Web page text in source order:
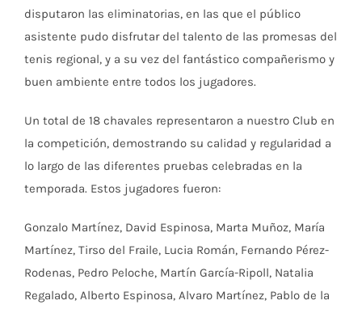
disputaron las eliminatorias, en las que el público
asistente pudo disfrutar del talento de las promesas del
tenis regional, y a su vez del fantástico compañerismo y
buen ambiente entre todos los jugadores.
Un total de 18 chavales representaron a nuestro Club en
la competición, demostrando su calidad y regularidad a
lo largo de las diferentes pruebas celebradas en la
temporada. Estos jugadores fueron:
Gonzalo Martínez, David Espinosa, Marta Muñoz, María
Martínez, Tirso del Fraile, Lucia Román, Fernando Pérez-
Rodenas, Pedro Peloche, Martín García-Ripoll, Natalia
Regalado, Alberto Espinosa, Alvaro Martínez, Pablo de la